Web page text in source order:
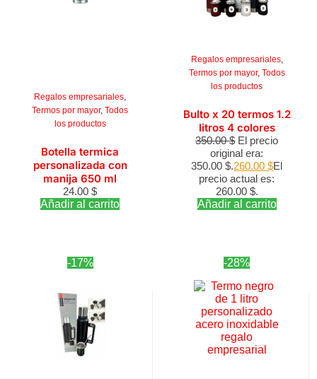
Regalos empresariales,
Termos por mayor,Todos
los productos
Botella termica
personalizada con
manija 650 ml
24.00$
Añadir al carrito
Regalos empresariales,
Termos por mayor, Todos
los productos
Bulto x 20 termos 1.2
litros 4 colores
350.00$ El precio
original era:
350.00 $.260.00$El
precio actual es:
260.00 $.
Añadir al carrito
-17% -28%